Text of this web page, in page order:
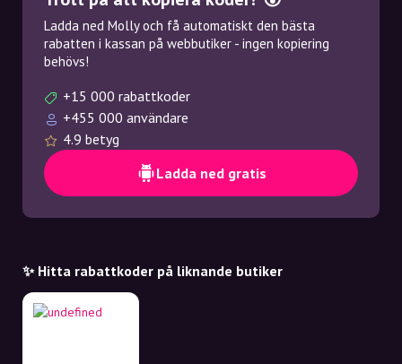
Ladda ned Molly och få automatiskt den bästa
rabatten i kassan på webbutiker - ingen kopiering
behövs!
+15 000 rabattkoder
+455 000 användare
4.9 betyg
Ladda ned gratis
✨ Hitta rabattkoder på liknande butiker